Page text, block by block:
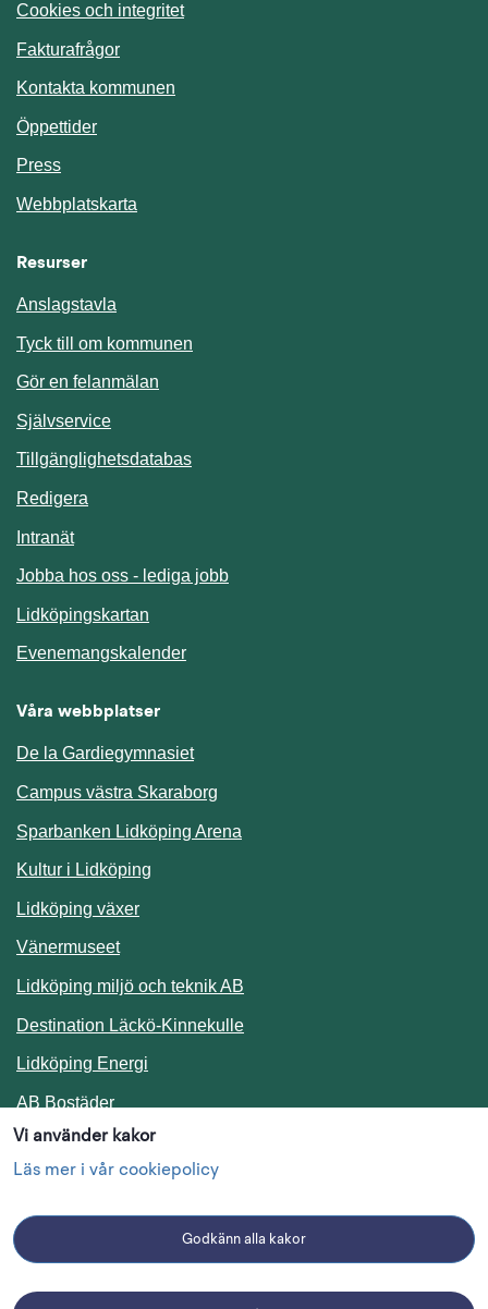
Vi använder kakor
Läs mer i vår cookiepolicy
Godkänn alla kakor
Cookies och integritet
Fakturafrågor
Kontakta kommunen
Öppettider
Press
Webbplatskarta
Resurser
Anslagstavla
Tyck till om kommunen
Gör en felanmälan
SjälvserviceLänk till annan webbplats.
TillgänglighetsdatabasLänk till annan webbplats.
Redigera
IntranätLänk till annan webbplats.
Jobba hos oss - lediga jobb
Lidköpingskartan
EvenemangskalenderLänk till annan webbplats.
Våra webbplatser
De la Gardiegymnasiet
Campus västra Skaraborg
Sparbanken Lidköping Arena
Kultur i Lidköping
Lidköping växer
Vänermuseet
Lidköping miljö och teknik AB
Destination Läckö-KinnekulleLänk till annan webbplats.
Lidköping Energi
AB BostäderLänk till annan webbplats.
Följ oss i sociala medier
Linkedin